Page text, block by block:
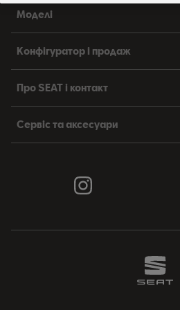
Моделі
Конфігуратор і продаж
Про SEAT і контакт
Сервіс та аксесуари